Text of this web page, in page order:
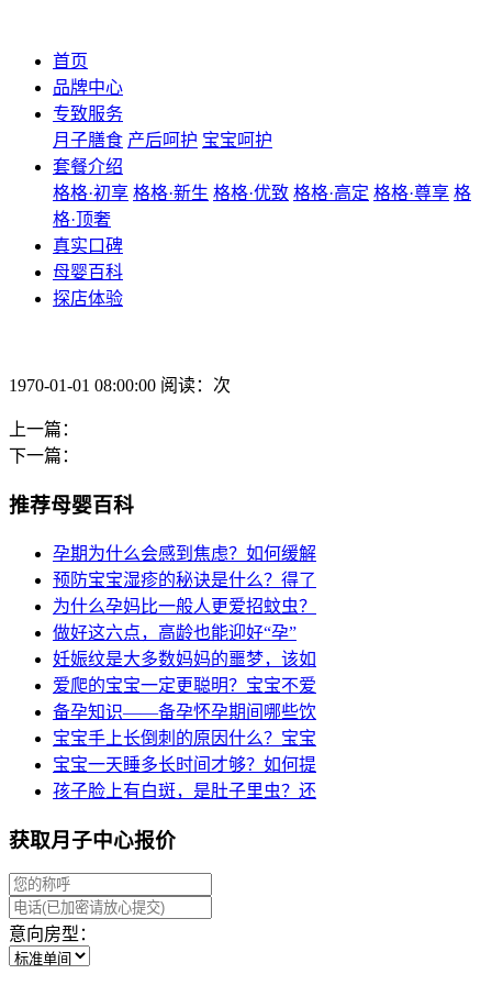
首页
品牌中心
专致服务
月子膳食 产后呵护 宝宝呵护
套餐介绍
格格·初享 格格·新生 格格·优致 格格·高定 格格·尊享 格
格·顶奢
真实口碑
母婴百科
探店体验
1970-01-01 08:00:00 阅读：次
上一篇：
下一篇：
推荐母婴百科
孕期为什么会感到焦虑？如何缓解
预防宝宝湿疹的秘诀是什么？得了
为什么孕妈比一般人更爱招蚊虫？
做好这六点，高龄也能迎好“孕”
妊娠纹是大多数妈妈的噩梦，该如
爱爬的宝宝一定更聪明？宝宝不爱
备孕知识——备孕怀孕期间哪些饮
宝宝手上长倒刺的原因什么？宝宝
宝宝一天睡多长时间才够？如何提
孩子脸上有白斑，是肚子里虫？还
获取月子中心报价
意向房型：